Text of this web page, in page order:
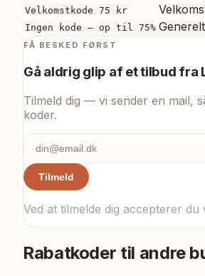
Velkomstkode 75 kr
Ingen kode – op til 75%
FÅ BESKED FØRST
Gå aldrig glip af et tilbud fra
Tilmeld dig — vi sender en mail,
koder.
Tilmeld
Ved at tilmelde dig accepterer du
Rabatkoder til andre